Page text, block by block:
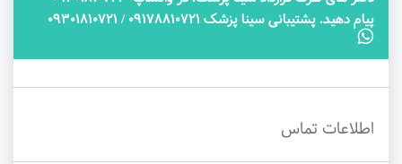
پیام دهید. پشتیبانی سینا پزشک 09178810721 / 09301810721
اطلاعات تماس